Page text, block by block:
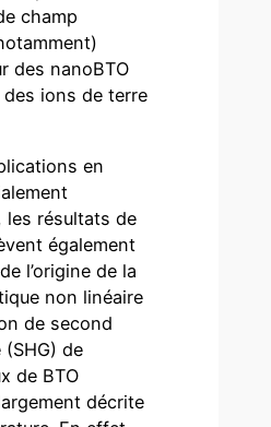
champ
des nanoBTO
ions de terre
en
les résultats de
également
l’origine de la
non linéaire
de second
de
de BTO
décrite